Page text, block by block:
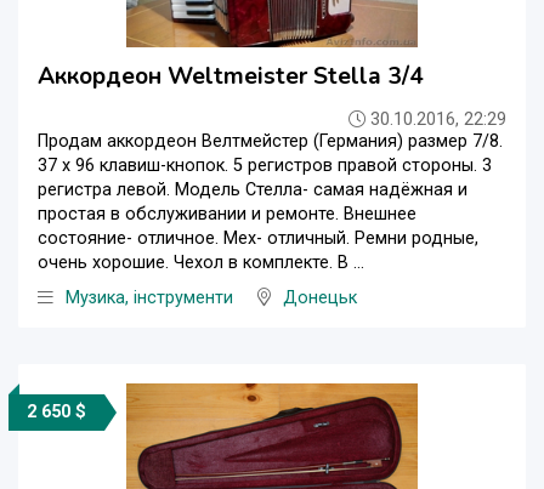
Аккордеон Weltmeister Stella 3/4
30.10.2016, 22:29
Продам аккордеон Велтмейстер (Германия) размер 7/8.
37 х 96 клавиш-кнопок. 5 регистров правой стороны. 3
регистра левой. Модель Стелла- самая надёжная и
простая в обслуживании и ремонте. Внешнее
состояние- отличное. Мех- отличный. Ремни родные,
очень хорошие. Чехол в комплекте. В ...
Музика, інструменти
Донецьк
2 650 $